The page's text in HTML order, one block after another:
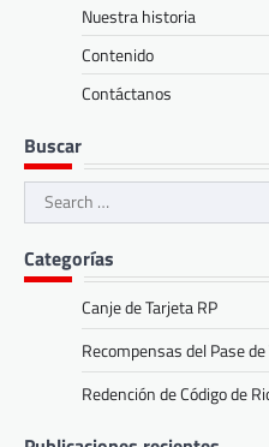
Nuestra historia
Contenido
Contáctanos
Buscar
Search
for:
Categorías
Canje de Tarjeta RP
Recompensas del Pase
Redención de Código de